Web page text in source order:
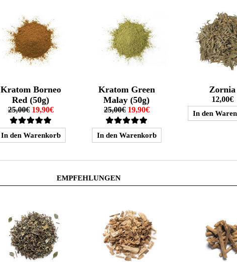
Kratom Borneo
Red (50g)
25,00€ 19,90€
Kratom Green
Malay (50g)
25,00€ 19,90€
Zornia
12,00€
EMPFEHLUNGEN